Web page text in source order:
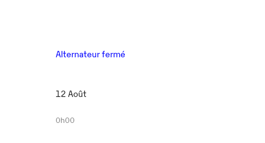
Alternateur fermé
12 Août
0h00